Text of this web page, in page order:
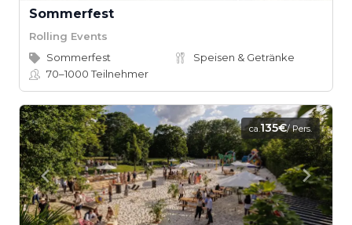
Sommerfest
Rolling Events
Sommerfest
Speisen & Getränke
70–1000Teilnehmer
ca.135€/ Pers.